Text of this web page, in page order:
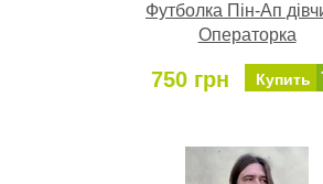
Футболка Пін-Ап
Операторка
750 грн Купить